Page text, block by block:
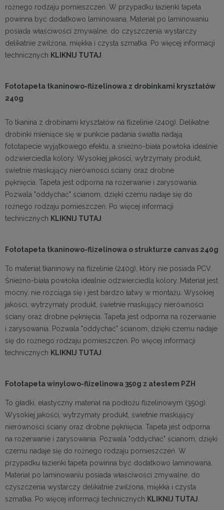
rożnego rodzaju pomieszczeń. W przypadku łazienki tapeta
powinna być dodatkowo laminowana. Materiał po laminowaniu
posiada właściwości zmywalne, do czyszczenia wystarczy
delikatnie zwilżona, miękka i czysta szmatka. Po więcej informacji
technicznych KLIKNIJ TUTAJ
Fototapeta tkaninowo-flizelinowa z drobinkami kryształów
240g
To tkanina z drobinami kryształów na flizelinie (240g). Delikatne
drobinki mieniące się w punkcie padania światła nadają
fototapecie wyjątkowego efektu, a śnieżno-biała powłoka idealnie
odzwierciedla kolory. Wysokiej jakości, wytrzymały produkt,
świetnie maskujący nierówności ściany oraz drobne
pęknięcia. Tapeta jest odporna na rozerwanie i zarysowania.
Pozwala "oddychać" ścianom, dzięki czemu nadaje się do
rożnego rodzaju pomieszczeń. Po więcej informacji
technicznych KLIKNIJ TUTAJ
Fototapeta tkaninowo-flizelinowa o strukturze canvas 240g
To materiał tkaninowy na flizelinie (240g), który nie posiada PCV.
Śnieżno-biała powłoka idealnie odzwierciedla kolory. Materiał jest
mocny, nie rozciąga się i jest bardzo łatwy w montażu. Wysokiej
jakości, wytrzymały produkt, świetnie maskujący nierówności
ściany oraz drobne pęknięcia. Tapeta jest odporna na rozerwanie
i zarysowania. Pozwala "oddychać" ścianom, dzięki czemu nadaje
się do rożnego rodzaju pomieszczeń. Po więcej informacji
technicznych KLIKNIJ TUTAJ
Fototapeta winylowo-flizelinowa 350g z atestem PZH
To gładki, elastyczny materiał na podłożu flizelinowym (350g).
Wysokiej jakości, wytrzymały produkt, świetnie maskujący
nierówności ściany oraz drobne pęknięcia. Tapeta jest odporna
na rozerwanie i zarysowania. Pozwala "oddychać" ścianom, dzięki
czemu nadaje się do rożnego rodzaju pomieszczeń. W
przypadku łazienki tapeta powinna być dodatkowo laminowana.
Materiał po laminowaniu posiada właściwości zmywalne, do
czyszczenia wystarczy delikatnie zwilżona, miękka i czysta
szmatka. Po więcej informacji technicznych KLIKNIJ TUTAJ